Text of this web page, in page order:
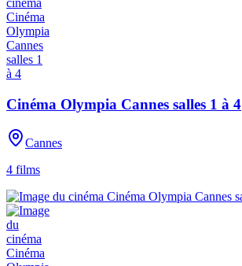
Cinéma Olympia Cannes salles 1 à 4
Cannes
4 films